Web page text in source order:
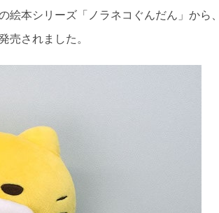
本シリーズ「ノラネコぐんだん」から、
売されました。